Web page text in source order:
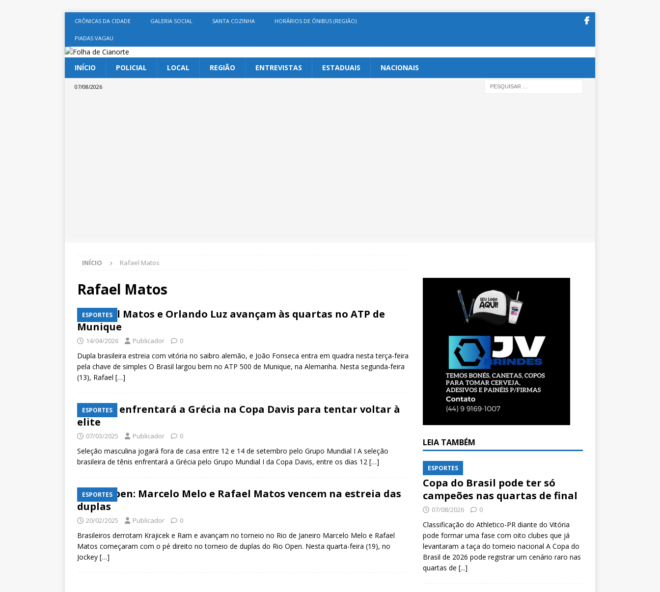
CRÔNICAS DA CIDADE GALERIA SOCIAL SANTA COZINHA HORÁRIOS DE ÔNIBUS (REGIÃO)
PIADAS VAGAU
INÍCIO POLICIAL LOCAL REGIÃO ENTREVISTAS ESTADUAIS NACIONAIS
07/08/2026
INÍCIO Rafael Matos
Rafael Matos
ESPORTES
Rafael Matos e Orlando Luz avançam às quartas no ATP de
Munique
14/04/2026 Publicador 0
Dupla brasileira estreia com vitória no saibro alemão, e João Fonseca entra em quadra nesta terça-feira
pela chave de simples O Brasil largou bem no ATP 500 de Munique, na Alemanha. Nesta segunda-feira
(13), Rafael […]
ESPORTES
Brasil enfrentará a Grécia na Copa Davis para tentar voltar à
elite
07/03/2025 Publicador 0
Seleção masculina jogará fora de casa entre 12 e 14 de setembro pelo Grupo Mundial I A seleção
brasileira de tênis enfrentará a Grécia pelo Grupo Mundial I da Copa Davis, entre os dias 12 […]
ESPORTES
Rio Open: Marcelo Melo e Rafael Matos vencem na estreia das
duplas
20/02/2025 Publicador 0
Brasileiros derrotam Krajicek e Ram e avançam no torneio no Rio de Janeiro Marcelo Melo e Rafael
Matos começaram com o pé direito no torneio de duplas do Rio Open. Nesta quarta-feira (19), no
Jockey […]
LEIA TAMBÉM
ESPORTES
Copa do Brasil pode ter só
campeões nas quartas de final
07/08/2026 0
Classificação do Athletico-PR diante do Vitória
pode formar uma fase com oito clubes que já
levantaram a taça do torneio nacional A Copa do
Brasil de 2026 pode registrar um cenário raro nas
quartas de [...]